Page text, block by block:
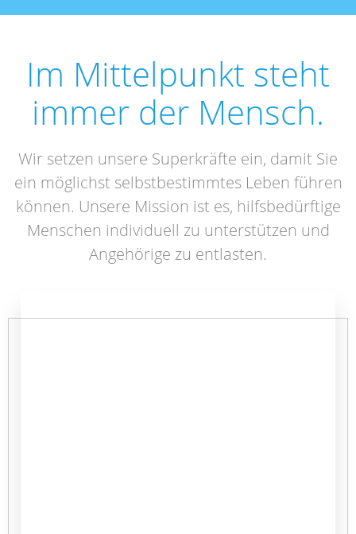
Im Mittelpunkt steht
immer der Mensch.
Wir setzen unsere Superkräfte ein, damit Sie
ein möglichst selbstbestimmtes Leben führen
können. Unsere Mission ist es, hilfsbedürftige
Menschen individuell zu unterstützen und
Angehörige zu entlasten.